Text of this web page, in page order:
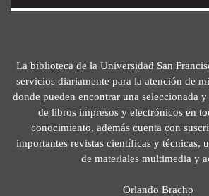
La biblioteca de la Universidad San
servicios diariamente para la atención de
donde pueden encontrar una seleccionada
de libros impresos y electrónicos en
conocimiento, además cuenta con
importantes revistas científicas y técnicas,
de materiales multimedia y
Orlando Bracho